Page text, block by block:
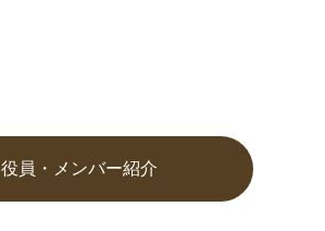
役員・メンバー紹介